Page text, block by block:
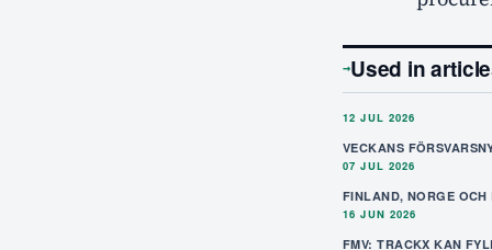
→Used in
12 JUL 2026
VECKANS
07 JUL 2026
FINLAND, NORGE
16 JUN 2026
FMV: TRACKX KAN